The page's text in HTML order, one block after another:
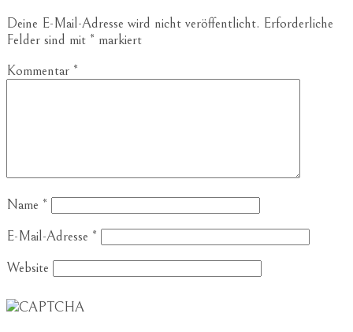
Deine E-Mail-Adresse wird nicht veröffentlicht. Erforderliche
Felder sind mit * markiert
Kommentar *
Name *
E-Mail-Adresse *
Website